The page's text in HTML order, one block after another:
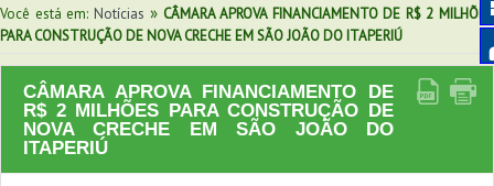
Você está em: Notícias » CÂMARA APROVA FINANCIAMENTO DE R$ 2 MILHÕES
PARA CONSTRUÇÃO DE NOVA CRECHE EM SÃO JOÃO DO ITAPERIÚ
CÂMARA APROVA FINANCIAMENTO DE
R$ 2 MILHÕES PARA CONSTRUÇÃO DE
NOVA CRECHE EM SÃO JOÃO DO
ITAPERIÚ